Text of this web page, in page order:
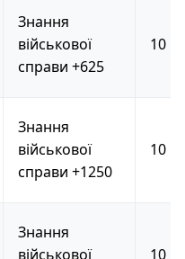
Знання
військової
справи +625
10
Знання
військової
справи +1250
10
Знання
військової
10